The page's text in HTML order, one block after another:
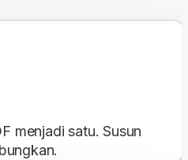
menjadi satu. Susun